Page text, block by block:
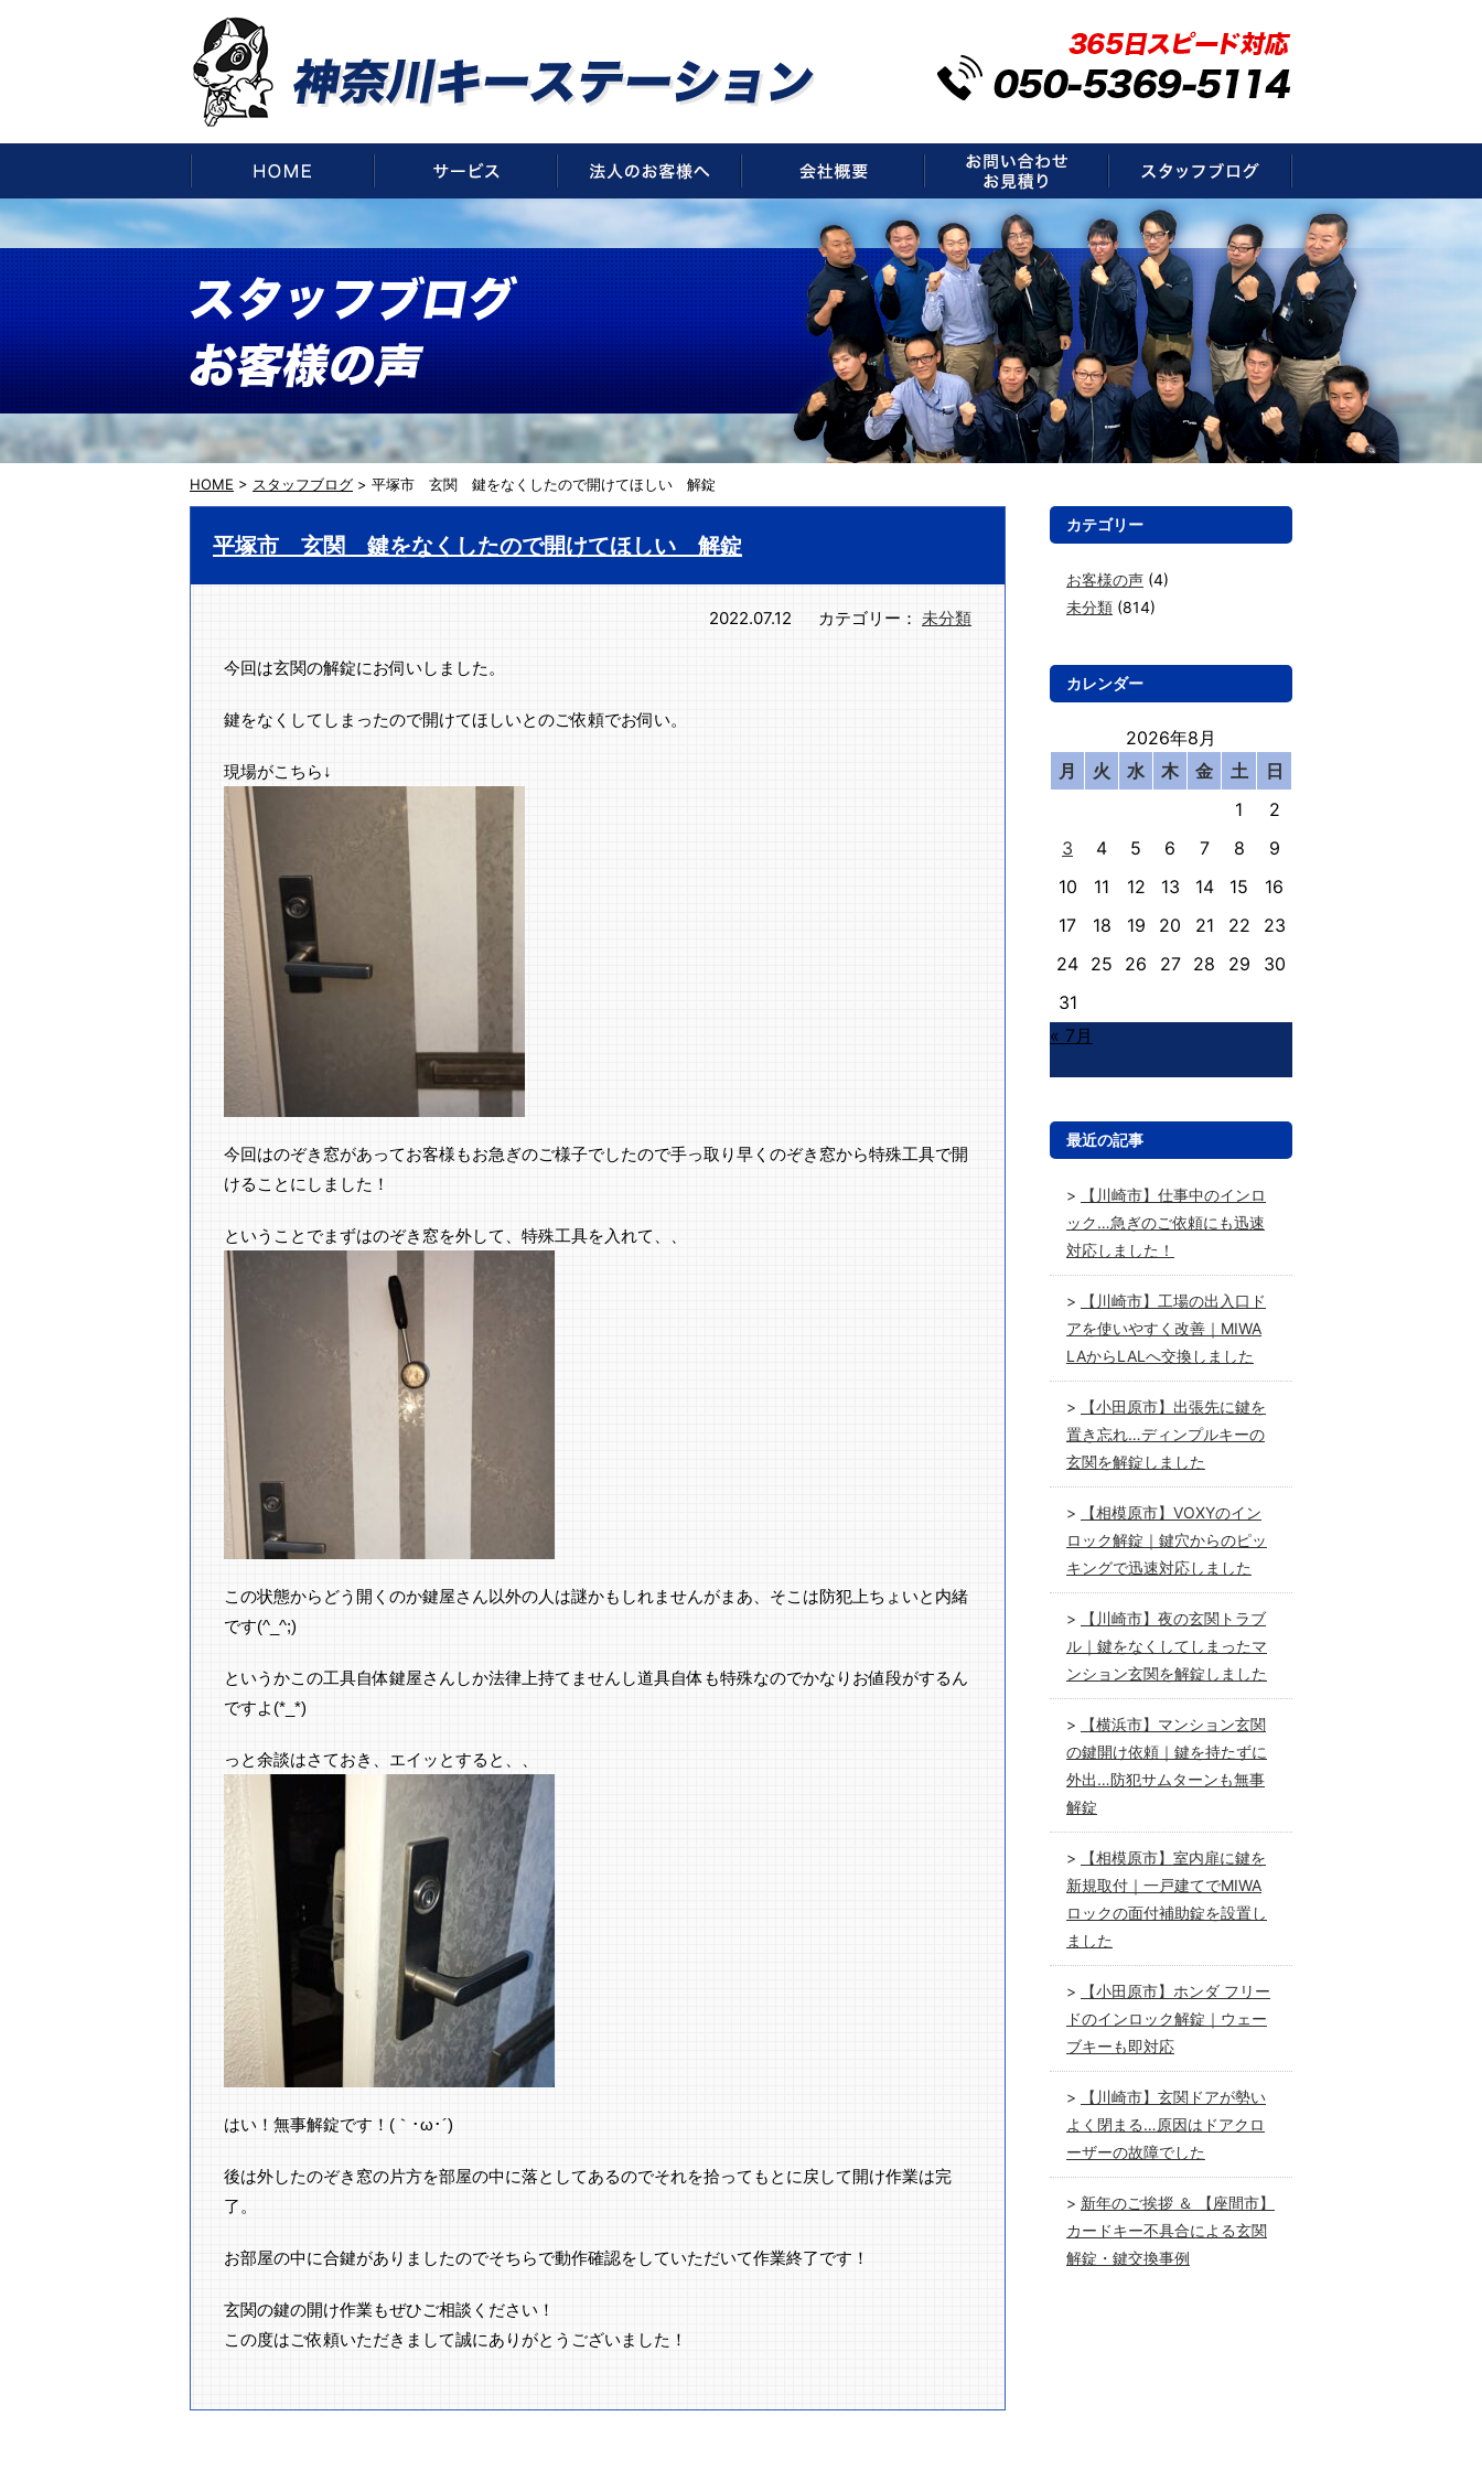
HOME サービス 法人のお客様へ 会社概要 お問い合わせ・お見積もり
HOME > スタッフブログ > 平塚市 玄関 鍵をなくしたので開けてほしい 解錠
平塚市 玄関 鍵をなくしたので開けてほしい 解錠
2022.07.12 カテゴリー： 未分類
今回は玄関の解錠にお伺いしました。
鍵をなくしてしまったので開けてほしいとのご依頼でお伺い。
現場がこちら↓
今回はのぞき窓があってお客様もお急ぎのご様子でしたので手っ取り早くのぞき窓から特殊工具で開
けることにしました！
ということでまずはのぞき窓を外して、特殊工具を入れて、、
この状態からどう開くのか鍵屋さん以外の人は謎かもしれませんがまあ、そこは防犯上ちょいと内緒
です(^_^;)
というかこの工具自体鍵屋さんしか法律上持てませんし道具自体も特殊なのでかなりお値段がするん
ですよ(*_*)
っと余談はさておき、エイッとすると、、
はい！無事解錠です！(｀･ω･´)ゞ
後は外したのぞき窓の片方を部屋の中に落としてあるのでそれを拾ってもとに戻して開け作業は完
了。
お部屋の中に合鍵がありましたのでそちらで動作確認をしていただいて作業終了です！
玄関の鍵の開け作業もぜひご相談ください！
この度はご依頼いただきまして誠にありがとうございました！
カテゴリー
お客様の声 (4)
未分類 (814)
カレンダー
2026年8月
月
火 水 木 金 土
日
1
2
3
4 5 6 7 8
9
10
11 12 13 14 15
16
17
18 19 20 21 22
23
24 25 26 27 28 29
30
31
« 7月
最近の記事
【川崎市】仕事中のインロ
ック…急ぎのご依頼にも迅速
対応しました！
【川崎市】工場の出入口ド
アを使いやすく改善｜MIWA
LAからLALへ交換しました
【小田原市】出張先に鍵を
置き忘れ…ディンプルキーの
玄関を解錠しました
【相模原市】VOXYのイン
ロック解錠｜鍵穴からのピッ
キングで迅速対応しました
【川崎市】夜の玄関トラブ
ル｜鍵をなくしてしまったマ
ンション玄関を解錠しました
【横浜市】マンション玄関
の鍵開け依頼｜鍵を持たずに
外出…防犯サムターンも無事
解錠
【相模原市】室内扉に鍵を
新規取付｜一戸建てでMIWA
ロックの面付補助錠を設置し
ました
【小田原市】ホンダ フリー
ドのインロック解錠｜ウェー
ブキーも即対応
【川崎市】玄関ドアが勢い
よく閉まる…原因はドアクロ
ーザーの故障でした
新年のご挨拶 ＆ 【座間市】
カードキー不具合による玄関
解錠・鍵交換事例